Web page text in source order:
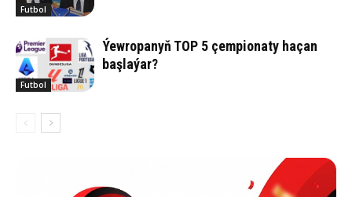
Futbol
Futbol
Ýewropanyň TOP 5 çempionaty haçan
başlaýar?